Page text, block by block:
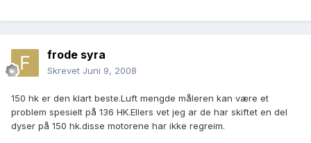
frode syra
Skrevet Juni 9, 2008
150 hk er den klart beste.Luft mengde måleren kan være et
problem spesielt på 136 HK.Ellers vet jeg ar de har skiftet en del
dyser på 150 hk.disse motorene har ikke regreim.